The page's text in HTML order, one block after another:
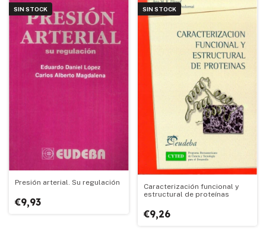
SIN STOCK
Presión arterial. Su regulación
€9,93
SIN STOCK
Caracterización funcional y
estructural de proteínas
€9,26